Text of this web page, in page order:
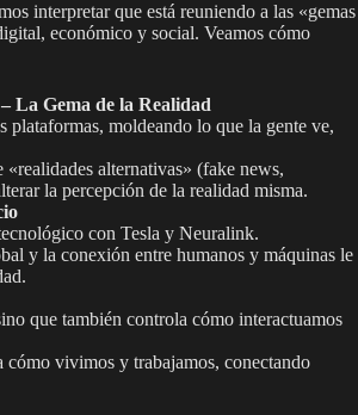
interpretar que está reuniendo a las «gemas
económico y social. Veamos cómo
La Gema de la Realidad
plataformas, moldeando lo que la gente ve,
alternativas» (fake news,
la percepción de la realidad misma.
con Tesla y Neuralink.
y la conexión entre humanos y máquinas le
que también controla cómo interactuamos
cómo vivimos y trabajamos, conectando